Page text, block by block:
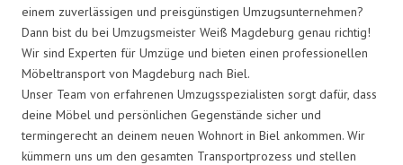
einem zuverlässigen und preisgünstigen Umzugsunternehmen?
Dann bist du bei Umzugsmeister Weiß Magdeburg genau richtig!
Wir sind Experten für Umzüge und bieten einen professionellen
Möbeltransport von Magdeburg nach Biel.
Unser Team von erfahrenen Umzugsspezialisten sorgt dafür, dass
deine Möbel und persönlichen Gegenstände sicher und
termingerecht an deinem neuen Wohnort in Biel ankommen. Wir
kümmern uns um den gesamten Transportprozess und stellen